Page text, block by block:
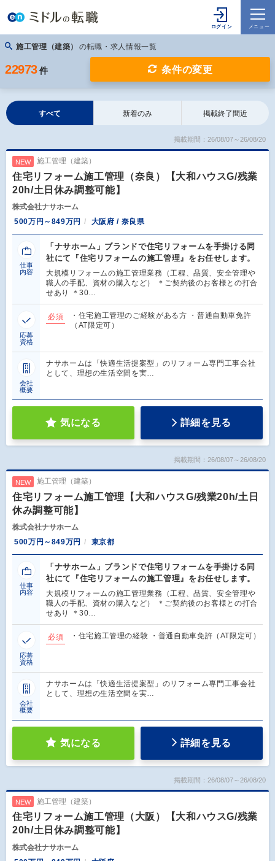
施工管理（建築） の転職・求人情報一覧
22973 件 条件の変更
すべて 新着のみ 掲載終了間近
掲載期間：26/08/07～26/08/20
NEW 施工管理（建築）
住宅リフォーム施工管理（奈良）【大和ハウスG/残業
20h/土日休み調整可能】
株式会社ナサホーム
500万円～849万円
大阪府 / 奈良県
仕事
内容
「ナサホーム」ブランドで住宅リフォームを手掛ける同
社にて『住宅リフォームの施工管理』をお任せします。
大規模リフォームの施工管理業務（工程、品質、安全管理や
職人の手配、資材の購入など） ＊ご契約後のお客様との打合
せあり ＊30…
応募
資格
必須
・住宅施工管理のご経験がある方 ・普通自動車免許
（AT限定可）
会社
概要
ナサホームは「快適生活提案型」のリフォーム専門工事会社
として、理想の生活空間を実…
気になる 詳細を見る
掲載期間：26/08/07～26/08/20
NEW 施工管理（建築）
住宅リフォーム施工管理【大和ハウスG/残業20h/土日
休み調整可能】
株式会社ナサホーム
500万円～849万円
東京都
仕事
内容
「ナサホーム」ブランドで住宅リフォームを手掛ける同
社にて『住宅リフォームの施工管理』をお任せします。
大規模リフォームの施工管理業務（工程、品質、安全管理や
職人の手配、資材の購入など） ＊ご契約後のお客様との打合
せあり ＊30…
応募
資格
必須 ・住宅施工管理の経験 ・普通自動車免許（AT限定可）
会社
概要
ナサホームは「快適生活提案型」のリフォーム専門工事会社
として、理想の生活空間を実…
気になる 詳細を見る
掲載期間：26/08/07～26/08/20
NEW 施工管理（建築）
住宅リフォーム施工管理（大阪）【大和ハウスG/残業
20h/土日休み調整可能】
株式会社ナサホーム